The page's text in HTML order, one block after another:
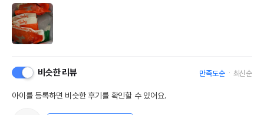
비슷한 리뷰 만족도순 최신순
아이를 등록하면 비슷한 후기를 확인할 수 있어요.